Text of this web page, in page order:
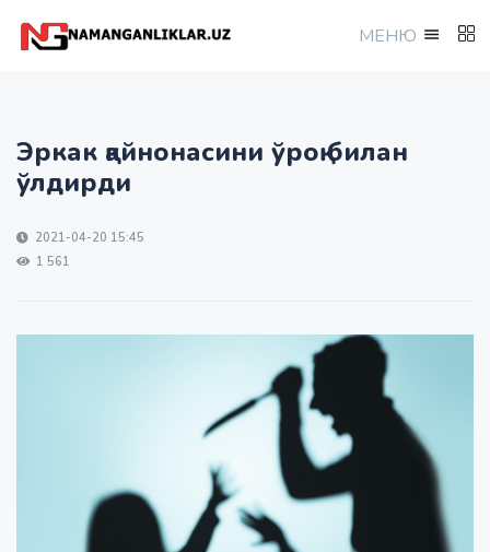
МEНЮ
Эркак қайнонасини ўроқ билан
ўлдирди
2021-04-20 15:45
1 561